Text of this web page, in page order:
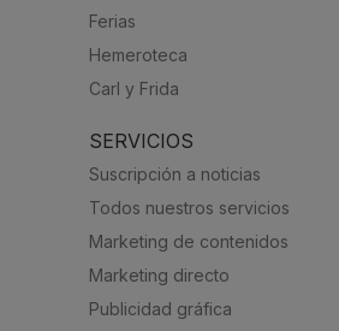
Ferias
Hemeroteca
Carl y Frida
SERVICIOS
Suscripción a noticias
Todos nuestros servicios
Marketing de contenidos
Marketing directo
Publicidad gráfica